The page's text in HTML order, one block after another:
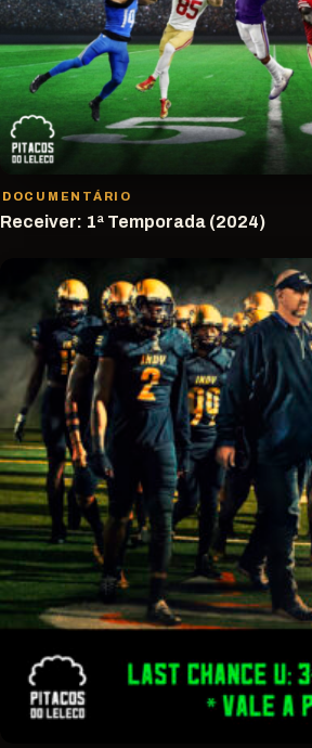
DOCUMENTÁRIO
Receiver: 1ª Temporada (2024)